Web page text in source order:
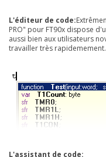
L'éditeur de code:
PRO" pour FT90x dispose
aussi bien aux utilisateurs
travailler très rapidemement.
L'assistant de code: